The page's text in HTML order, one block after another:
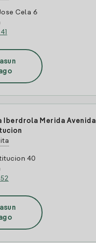
Cela 6
Iberdrola Merida Avenida
40